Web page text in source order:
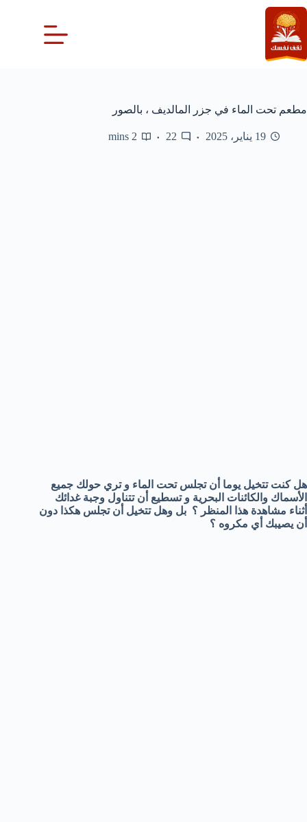
التجاوز
إلى
المحتوى
مطعم تحت الماء في جزر المالديف ، بالصور
19 يناير، 2025 22
2 mins
هل كنت تتخيل يوما أن تجلس تحت الماء و تري حولك جميع
الأسماك والكائنات البحرية و تسطيع أن تتناول وجبة غدائك
أثناء مشاهدة هذا المنظر ؟ بل وهل تتخيل أن تجلس هكذا دون
أن يصيبك أي مكروه ؟